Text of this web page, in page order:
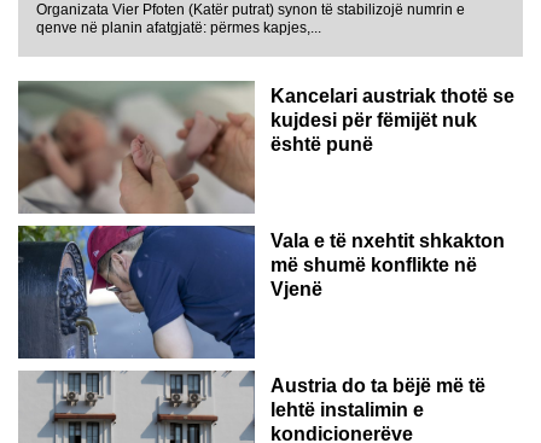
Organizata Vier Pfoten (Katër putrat) synon të stabilizojë numrin e
qenve në planin afatgjatë: përmes kapjes,...
Kancelari austriak thotë se
kujdesi për fëmijët nuk
është punë
Vala e të nxehtit shkakton
më shumë konflikte në
Vjenë
Austria do ta bëjë më të
lehtë instalimin e
kondicionerëve